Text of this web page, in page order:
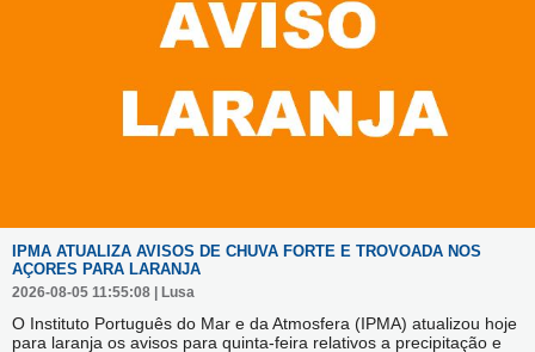
IPMA ATUALIZA AVISOS DE CHUVA FORTE E TROVOADA NOS
AÇORES PARA LARANJA
2026-08-05 11:55:08 | Lusa
O Instituto Português do Mar e da Atmosfera (IPMA) atualizou hoje
para laranja os avisos para quinta-feira relativos a precipitação e